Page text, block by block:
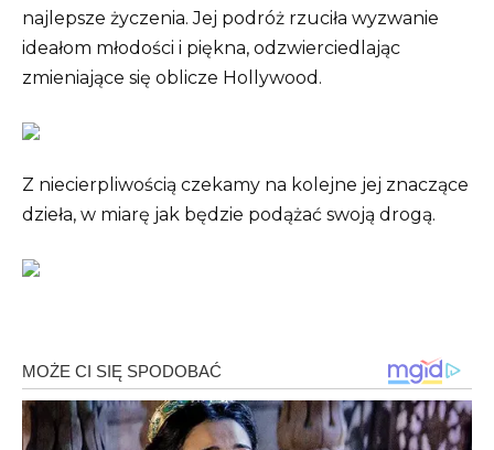
najlepsze życzenia. Jej podróż rzuciła wyzwanie
ideałom młodości i piękna, odzwierciedlając
zmieniające się oblicze Hollywood.
Z niecierpliwością czekamy na kolejne jej znaczące
dzieła, w miarę jak będzie podążać swoją drogą.